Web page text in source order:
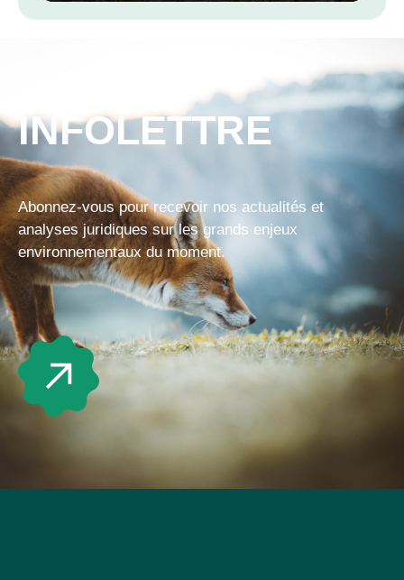
INFOLETTRE
Abonnez-vous pour recevoir nos actualités et
analyses juridiques sur les grands enjeux
environnementaux du moment.